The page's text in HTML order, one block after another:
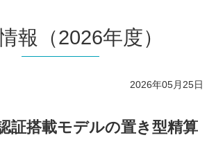
報（2026年度）
2026年05月25日
証搭載モデルの置き型精算